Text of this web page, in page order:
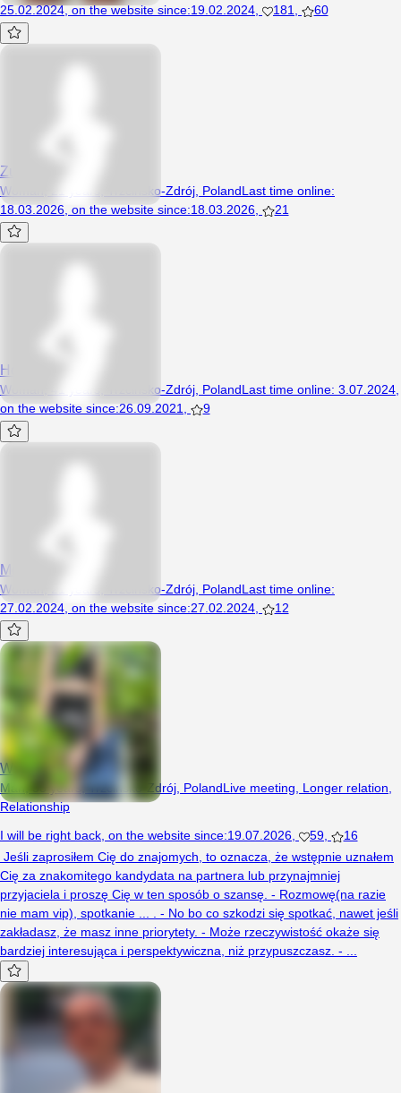
25.02.2024,on the website since:19.02.2024, 181, 60
Zuziaeloo
Woman, 21 years, Trzcińsko-Zdrój, PolandLast time online:
18.03.2026 on the website since:18.03.2026 21
Hortezzoss
Woman, 41 years, Trzcińsko-Zdrój, PolandLast time online: 3.07.2024,
on the website since:26.09.2021, 9
Moniks2023
Woman, 21 years, Trzcińsko-Zdrój, PolandLast time online:
27.02.2024 on the website since:27.02.2024 12
We2M
Man, 53 years, Trzcińsko-Zdrój, PolandLive meeting Longer relation
Relationship
I will be right back on the website since:19.07.2026 59
16
​ Jeśli zaprosiłem Cię do znajomych, to oznacza, że wstępnie uznałem
Cię za znakomitego kandydata na partnera lub przynajmniej
przyjaciela i proszę Cię w ten sposób o szansę. - Rozmowę(na razie
nie mam vip), spotkanie ... . - No bo co szkodzi się spotkać, nawet jeśli
zakładasz, że masz inne priorytety. - Może rzeczywistość okaże się
bardziej interesująca i perspektywiczna, niż przypuszczasz. - ...